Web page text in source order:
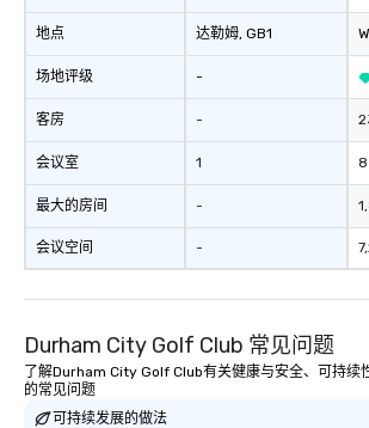
地点
场地评级
客房
会议室
最大的房间
会议空间
达勒姆, GB1
-
-
1
-
-
8
Durham City Golf Club 常见问题
了解Durham City Golf Club有关健康与安全、可持续
的常见问题
可持续发展的做法